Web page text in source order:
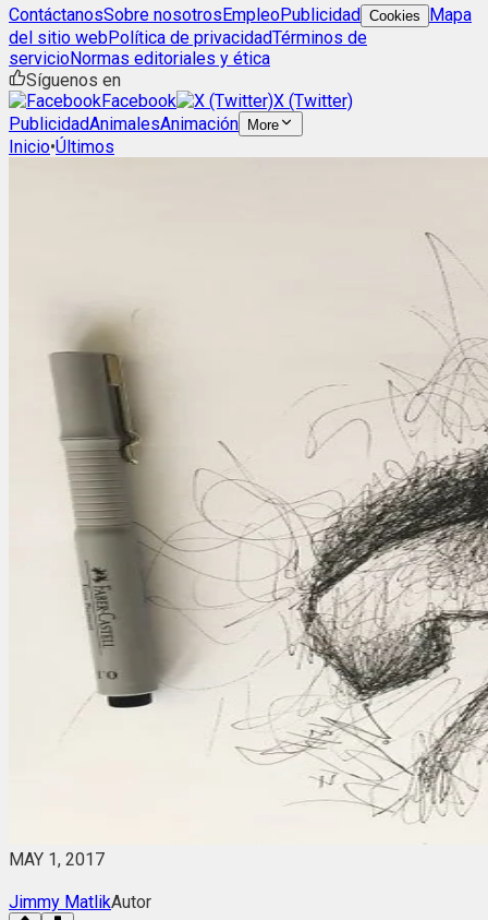
ContáctanosSobre nosotrosEmpleoPublicidad Cookies
Mapa
del sitio webPolítica de privacidadTérminos de
servicioNormas editoriales y ética
Síguenos en
Facebook
X (Twitter)
PublicidadAnimalesAnimación More
Inicio•Últimos
MAY 1, 2017
Jimmy MatlikAutor